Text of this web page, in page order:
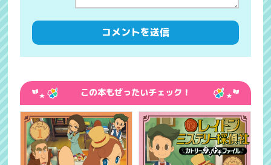
この本もぜったいチェック！